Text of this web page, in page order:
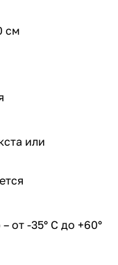
см
или
от -35° С до +60°